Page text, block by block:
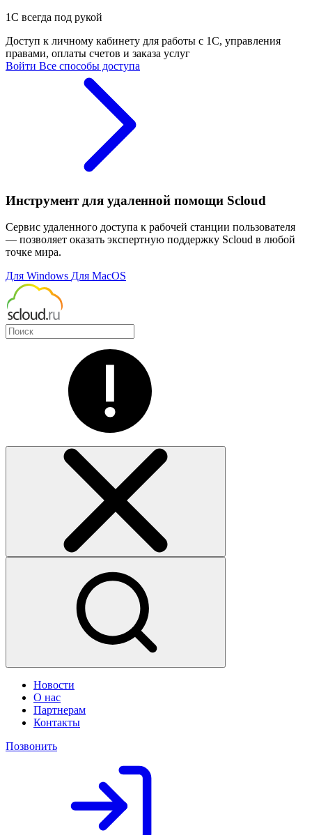
1С всегда под рукой
Доступ к личному кабинету для работы с 1С, управления
правами, оплаты счетов и заказа услуг
Войти Все способы доступа
Инструмент для удаленной помощи Scloud
Сервис удаленного доступа к рабочей станции пользователя
— позволяет оказать экспертную поддержку Scloud в любой
точке мира.
Для Windows Для MacOS
Новости
О нас
Партнерам
Контакты
Позвонить